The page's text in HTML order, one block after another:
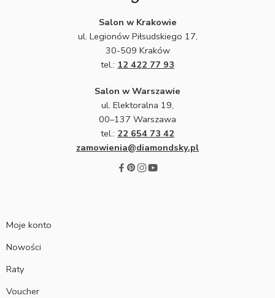
Salon w Krakowie
ul. Legionów Piłsudskiego 17,
30-509 Kraków
tel.: 12 422 77 93
Salon w Warszawie
ul. Elektoralna 19,
00–137 Warszawa
tel.: 22 654 73 42
zamowienia@diamondsky.pl
Moje konto
Nowości
Raty
Voucher